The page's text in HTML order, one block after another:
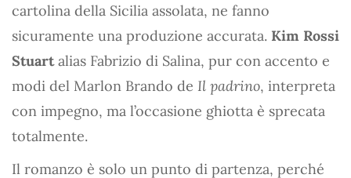
cartolina della Sicilia assolata, ne fanno
sicuramente una produzione accurata. Kim Rossi
Stuartalias Fabrizio di Salina, pur con accento e
modi del Marlon Brando de Il padrino, interpreta
con impegno, ma l’occasione ghiotta è sprecata
totalmente.
Il romanzo è solo un punto di partenza, perché